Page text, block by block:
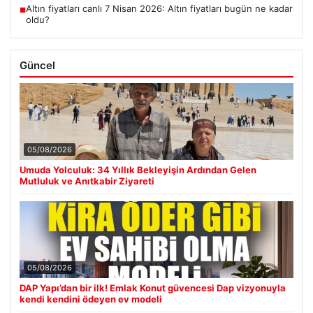
■Altın fiyatları canlı 7 Nisan 2026: Altın fiyatları bugün ne kadar
oldu?
Güncel
05/08/2026
Umuda Yolculuk: 34 Yıllık Bekleyişin Ardından Gelen
Mutluluk ve Anıtkabir Ziyareti
05/08/2026
DAP Yapı’dan bir ilk! Emlak Konut güvencesi Dap vizyonuyla
kendi kendini ödeyen ev modeli